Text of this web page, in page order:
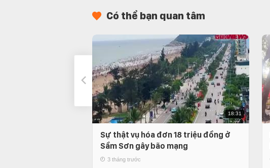
Có thể bạn quan tâm
18:31
Sự thật vụ hóa đơn 18 triệu đồng ở
Sầm Sơn gây bão mạng
3 tháng trước